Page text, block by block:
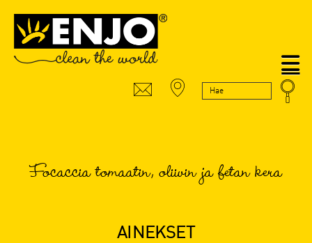
Focaccia tomaatin, oliivin ja fetan kera
AINEKSET